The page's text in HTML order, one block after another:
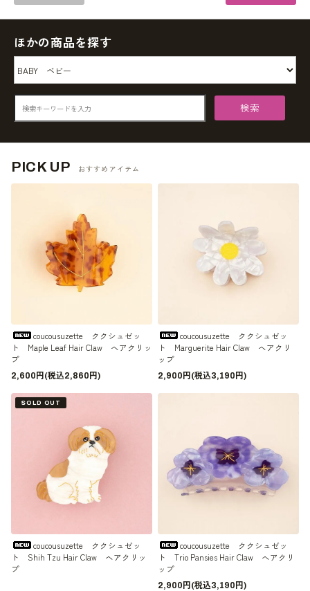
ほかの商品を探す
検索
PICK UP おすすめアイテム
coucousuzette ククシュゼッ
ト Maple Leaf Hair Claw ヘアクリッ
プ
2,600円(税込2,860円)
coucousuzette ククシュゼッ
ト Marguerite Hair Claw ヘアクリ
ップ
2,900円(税込3,190円)
SOLD OUT
coucousuzette ククシュゼッ
ト Shih Tzu Hair Claw ヘアクリッ
プ
coucousuzette ククシュゼッ
ト Trio Pansies Hair Claw ヘアクリ
ップ
2,900円(税込3,190円)